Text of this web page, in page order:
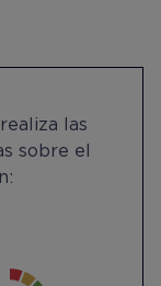
las
sobre el